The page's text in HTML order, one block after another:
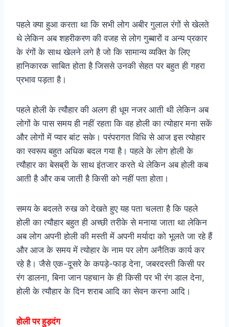
पहले क्या हुआ करता था कि सभी लोग अबीर गुलाल रंगों से खेलते
थे लेकिन अब शहरीकरण की वजह से लोग गुब्बारों व अन्य प्रकार
के रंगों के साथ खेलने लगे है जो कि सामान्य व्यक्ति के लिए
हानिकारक साबित होता है जिससे उनकी सेहत पर बहुत ही गहरा
प्रभाव पड़ता है।
पहले होली के त्यौहार की अलग ही धूम नजर आती थी लेकिन अब
लोगों के पास समय ही नहीं रहता कि वह होली का त्योहार मना सकें
और लोगों में प्यार बांट सके। परंपरागत विधि से आज इस त्योहार
का स्वरूप बहुत अधिक बदल गया है। पहले के लोग होली के
त्यौहार का बेसब्री के साथ इंतजार करते थे लेकिन अब होली कब
आती है और कब जाती है किसी को नहीं पता होता।
समय के बदलते रुख को देखते हुए यह पता चलता है कि पहले
होली का त्यौहार बहुत ही अच्छी तरीके से मनाया जाता था लेकिन
अब लोग अपनी होली की मस्ती में अपनी मर्यादा को भूलते जा रहे हैं
और आज के समय में त्योहार के नाम पर लोग अनैतिक कार्य कर
रहे है। जैसे एक-दूसरे के कपड़े-फाड़ देना, जबरदस्ती किसी पर
रंग डालना, बिना जान पहचान के ही किसी पर भी रंग डाल देना,
होली के त्यौहार के दिन शराब आदि का सेवन करना आदि।
होली पर हुड़दंग